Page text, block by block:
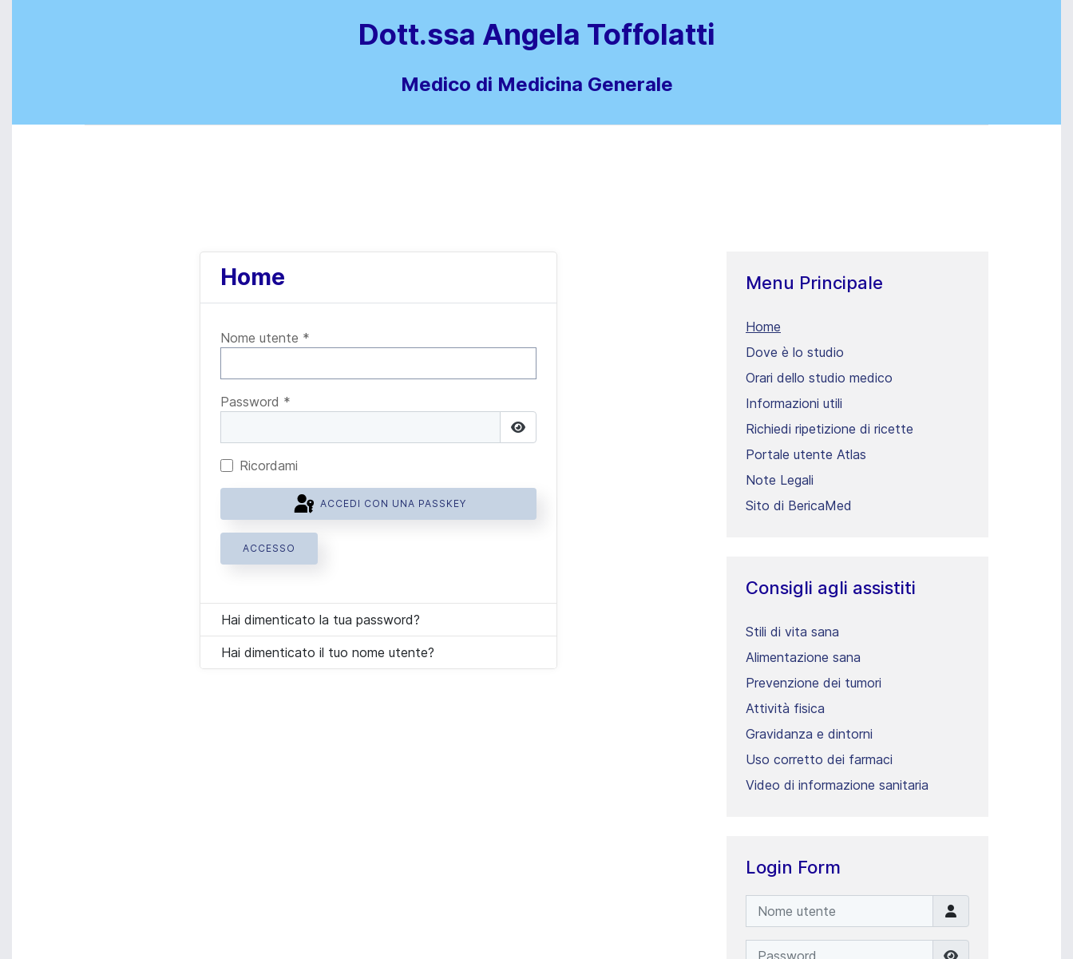
Dott.ssa Angela Toffolatti
Medico di Medicina Generale
Home
Nome utente *
Password *
Ricordami
ACCEDI CON UNA PASSKEY
ACCESSO
Hai dimenticato la tua password?
Hai dimenticato il tuo nome utente?
Menu Principale
Home
Dove è lo studio
Orari dello studio medico
Informazioni utili
Richiedi ripetizione di ricette
Portale utente Atlas
Note Legali
Sito di BericaMed
Consigli agli assistiti
Stili di vita sana
Alimentazione sana
Prevenzione dei tumori
Attività fisica
Gravidanza e dintorni
Uso corretto dei farmaci
Video di informazione sanitaria
Login Form
Nome utente
Password